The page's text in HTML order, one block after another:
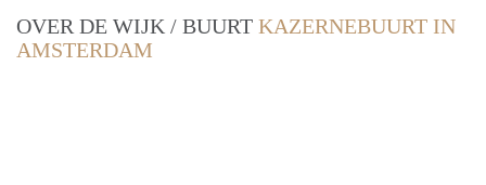
OVER DE WIJK / BUURT KAZERNEBUURT IN
AMSTERDAM